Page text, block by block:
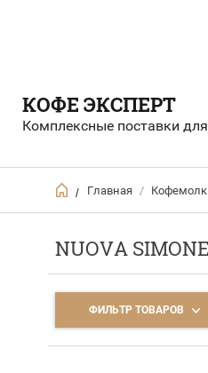
КОФЕ ЭКСПЕРТ
Комплексные поставки для
/ Главная /
NUOVA
ФИЛЬТР ТОВАРОВ